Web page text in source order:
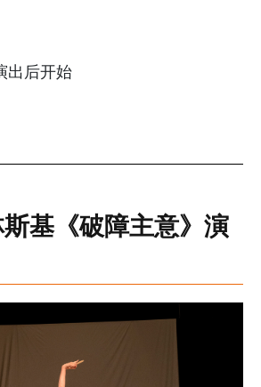
出后开始
基《破障主意》演